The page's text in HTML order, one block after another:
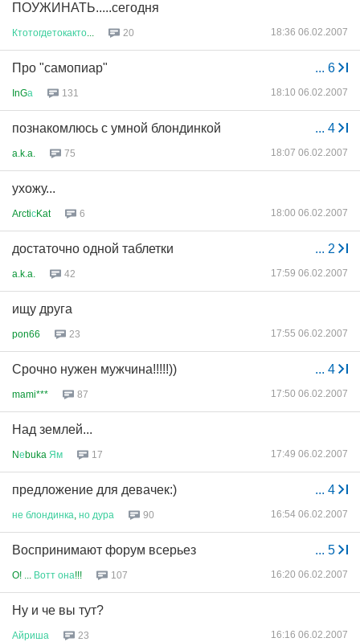
ПОУЖИНАТЬ.....сегодня
Ктотогдетокакто 20 18:36 06.02.2007
... 6
Про "самопиар"
InGа 131 18:10 06.02.2007
... 4
познакомлюсь с умной блондинкой
a.k.a. 75 18:07 06.02.2007
ухожу...
ArctiсKat 6 18:00 06.02.2007
... 2
достаточно одной таблетки
a.k.a. 42 17:59 06.02.2007
ищу друга
pon66 23 17:55 06.02.2007
... 4
Срочно нужен мужчина!!!!!))
mami*** 87 17:50 06.02.2007
Над землей...
Nеbuka Ям 17 17:49 06.02.2007
... 4
предложение для девачек:)
не блондинка но дура 90 16:54 06.02.2007
... 5
Воспринимают форум всерьез
O! ... Вотт она!!! 107 16:20 06.02.2007
Ну и че вы тут?
Айриша 23 16:16 06.02.2007